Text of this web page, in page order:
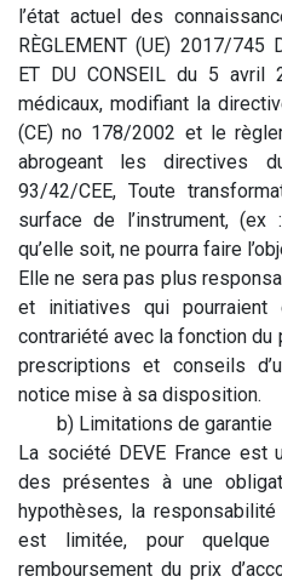
l’état actuel des
RÈGLEMENT (UE) 2017/745
ET DU CONSEIL du 5
médicaux, modifiant la
(CE) no 178/2002 et le
abrogeant les directives
93/42/CEE, Toute
surface de l’instrument, (ex
qu’elle soit, ne pourra faire
Elle ne sera pas plus
et initiatives qui
contrariété avec la fonction du
prescriptions et conseils
notice mise à sa disposition.
​b) Limitations de garantie
La société DEVE France est
des présentes à une
hypothèses, la
est limitée, pour
remboursement du prix